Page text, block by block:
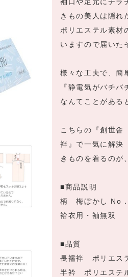
ク
売]
個
きもの美人は隠れ
ポリエステル素材
いますので届いた
様々な工夫で、簡
『静電気がバチ
なんてことがある
こちらの『創世
袢』で一気に解決
きものを着るのが
■商品説明
柄 梅ぼかし No
袷衣用・袖無双
■品質
長襦袢 ポリエス
半衿 ポリエステ